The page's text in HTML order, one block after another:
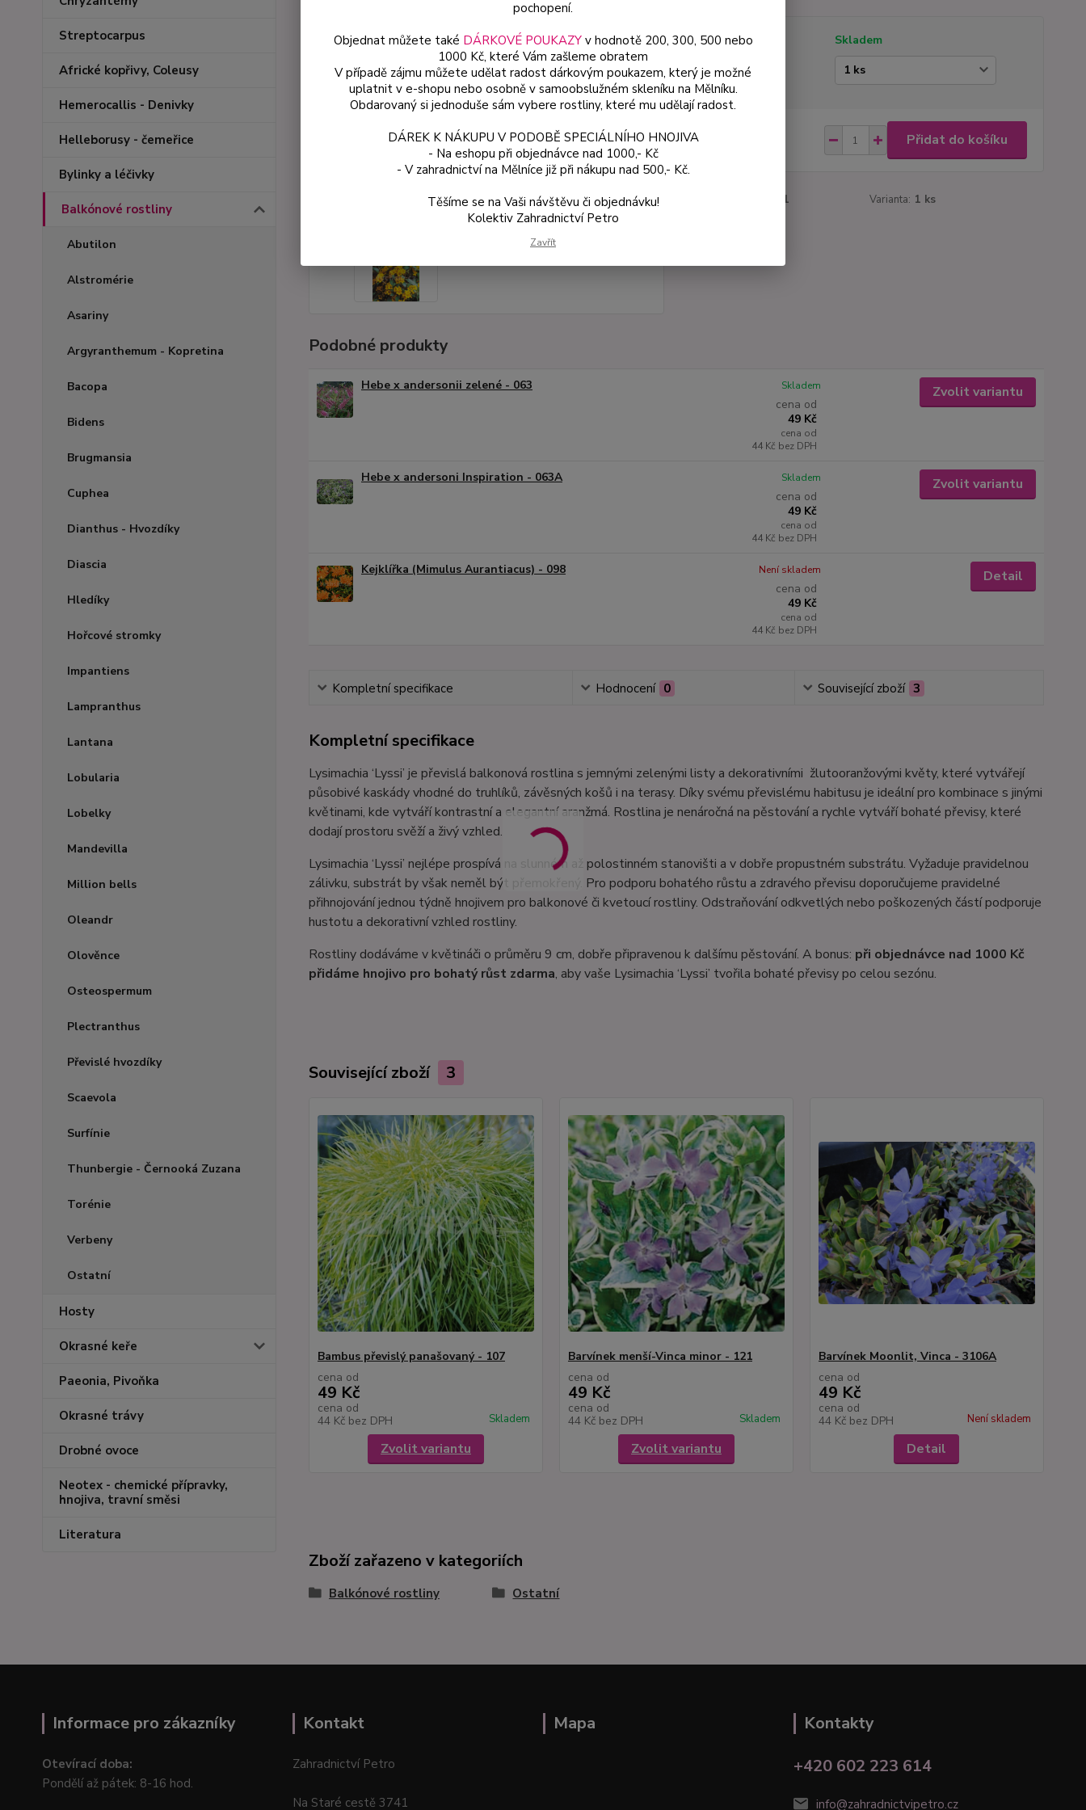
Streptocarpus
Africké kopřivy, Coleusy
Hemerocallis - Denivky
Helleborusy - čemeřice
Bylinky a léčivky
Balkónové rostliny
Abutilon
Alstromérie
Asariny
Argyranthemum - Kopretina
Bacopa
Bidens
Brugmansia
Cuphea
Dianthus - Hvozdíky
Diascia
Hledíky
Hořcové stromky
Impantiens
Lampranthus
Lantana
Lobularia
Lobelky
Mandevilla
Million bells
Oleandr
Olověnce
Osteospermum
Plectranthus
Převislé hvozdíky
Scaevola
Surfínie
Thunbergie - Černooká Zuzana
Torénie
Verbeny
Ostatní
Hosty
Okrasné keře
Paeonia, Pivoňka
Okrasné trávy
Drobné ovoce
Neotex - chemické přípravky,
hnojiva, travní směsi
Literatura
Dostupnost
Skladem
Varianta
Přidat do košíku
64-1 Varianta: 1 ks
Podobné produkty
Hebe x andersonii zelené - 063
cena od
49 Kč
cena od
44 Kč bez DPH
Skladem Zvolit variantu
Hebe x andersoni Inspiration - 063A
cena od
49 Kč
cena od
44 Kč bez DPH
Skladem Zvolit variantu
Kejklířka (Mimulus Aurantiacus) - 098
cena od
49 Kč
cena od
44 Kč bez DPH
Není skladem Detail
Kompletní specifikace Hodnocení 0 Související zboží 3
Kompletní specifikace
Lysimachia ‘Lyssi’ je převislá balkonová rostlina s jemnými zelenými listy a dekorativními žlutooranžovými květy, které vytvářejí
působivé kaskády vhodné do truhlíků, závěsných košů i na terasy. Díky svému převislému habitusu je ideální pro kombinace s jinými
květinami, kde vytváří kontrastní a elegantní aranžmá. Rostlina je nenáročná na pěstování a rychle vytváří bohaté převisy, které
dodají prostoru svěží a živý vzhled.
Lysimachia ‘Lyssi’ nejlépe prospívá na slunném až polostinném stanovišti a v dobře propustném substrátu. Vyžaduje pravidelnou
zálivku, substrát by však neměl být přemokřený. Pro podporu bohatého růstu a zdravého převisu doporučujeme pravidelné
přihnojování jednou týdně hnojivem pro balkonové či kvetoucí rostliny. Odstraňování odkvetlých nebo poškozených částí podporuje
hustotu a dekorativní vzhled rostliny.
Rostliny dodáváme v květináči o průměru 9 cm, dobře připravenou k dalšímu pěstování. A bonus: při objednávce nad 1000 Kč
přidáme hnojivo pro bohatý růst zdarma, aby vaše Lysimachia ‘Lyssi’ tvořila bohaté převisy po celou sezónu.
Související zboží 3
Bambus převislý panašovaný - 107
cena od
49 Kč
cena od
44 Kč bez DPH Skladem
Zvolit variantu
Barvínek menší-Vinca minor - 121
cena od
49 Kč
cena od
44 Kč bez DPH Skladem
Zvolit variantu
Barvínek Moonlit, Vinca - 3106A
cena od
49 Kč
cena od
44 Kč bez DPH Není skladem
Detail
Zboží zařazeno v kategoriích
Balkónové rostliny Ostatní
Informace pro zákazníky
Otevírací doba:
Pondělí až pátek: 8-16 hod.
Kontakt
Zahradnictví Petro
Na Staré cestě 3741
Mapa
Kontakty
+420 602 223 614
info@zahradnictvipetro.cz
pochopení.
Objednat můžete také DÁRKOVÉ POUKAZYv hodnotě 200, 300, 500 nebo
1000 Kč, které Vám zašleme obratem
V případě zájmu můžete udělat radost dárkovým poukazem, který je možné
uplatnit v e-shopu nebo osobně v samoobslužném skleníku na Mělníku.
Obdarovaný si jednoduše sám vybere rostliny, které mu udělají radost.
DÁREK K NÁKUPU V PODOBĚ SPECIÁLNÍHO HNOJIVA
- Na eshopu při objednávce nad 1000,- Kč
- V zahradnictví na Mělníce již při nákupu nad 500,- Kč.
Těšíme se na Vaši návštěvu či objednávku!
Kolektiv Zahradnictví Petro
Zavřít